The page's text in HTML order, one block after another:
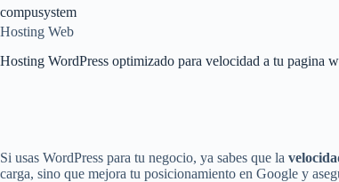
Saltar
contenido
compusystem
Hosting Web
Hosting WordPress optimizado para velocidad a tu pagina
Si usas WordPress para tu negocio, ya sabes que la
carga, sino que mejora tu posicionamiento en Google y